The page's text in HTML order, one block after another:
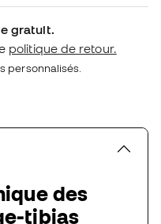
gratuit.
politique de retour.
personnalisés.
des
tibias